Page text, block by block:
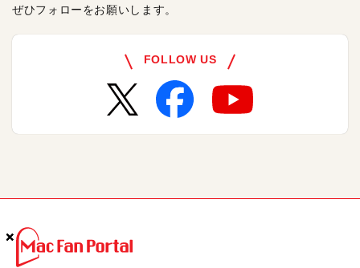
×
×
×
ぜひフォローをお願いします。
FOLLOW US